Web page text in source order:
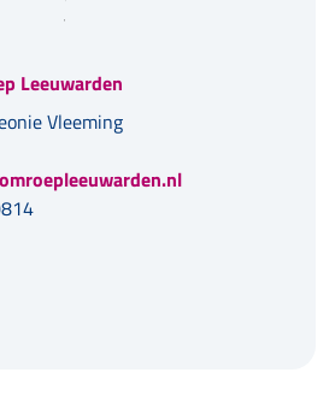
Leeuwarden
Vleeming